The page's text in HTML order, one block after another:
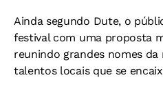
Ainda segundo Dute, o
festival com uma proposta
reunindo grandes nomes da
talentos locais que se